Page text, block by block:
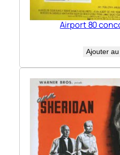
Airport 80
Ajouter